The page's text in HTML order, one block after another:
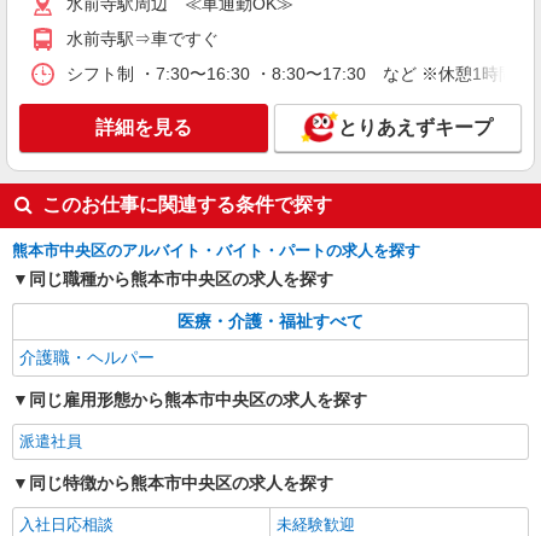
り） ※給与幅は経験・能力による
熊本県熊本市中央区 【最寄駅】熊本市電「神
水・市民病院前」駅 ★マイカー・バイク通勤も
OK！（規定あり） ★勤務地は3000ヶ所以上★ 自
宅から通いやすいエリアなど、お好きな勤務地を
キープ 詳細を見る
アルバイト パート 派遣社員 紹介予定派遣
日研トータルソーシング株式会社 メディカルケア事業部/熊本オフィ
ス
介護スタッフ／資格あり or 経験者
時給1,320円〜1,400円 ◆無資格・経験者：時
給1,320円〜 ◆初任者研修・未経験：時給1,320
護福祉士：時給1,400円〜 ※経験者は3ヶ月以上 ※
給与幅は経験・能力による ★週払いOK（規定あ
り）
「新水前寺」駅 ★マイカー・バイク通勤もOK！
（規定あり） ★勤務地は3000ヶ所以上★ 自宅か
ら通いやすいエリアなど、お好きな勤務地をお選
派遣社員
（株）ウィルオブ・ワークCW 熊本支店/ms430101
水前寺駅⇒車ですぐ
シフト制 ・7:30〜16:30 ・8:30〜17:30 など ※休憩1時間 ※
詳細を見る とりあえずキープ
このお仕事に関連する条件で探す
熊本市中央区のアルバイト・バイト・パートの求人を探す
同じ職種から熊本市中央区の求人を探す
医療・介護・福祉すべて
介護職・ヘルパー
同じ雇用形態から熊本市中央区の求人を探す
派遣社員
同じ特徴から熊本市中央区の求人を探す
入社日応相談
未経験歓迎